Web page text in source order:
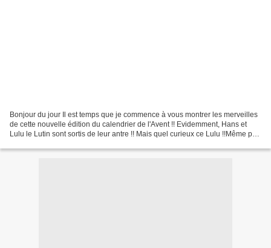
Bonjour du jour Il est temps que je commence à vous montrer les merveilles
de cette nouvelle édition du calendrier de l'Avent !! Evidemment, Hans et
Lulu le Lutin sont sortis de leur antre !! Mais quel curieux ce Lulu !!Même pas